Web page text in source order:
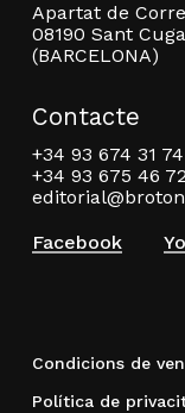
Apartat de
08190 Sant
(BARCELONA)
Contacte
+34 93 674 31 74
+34 93 675 46 72
Facebook
Condicions de
Política de